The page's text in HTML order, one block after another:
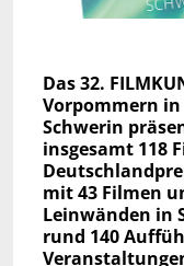
Das 32.
Vorpommern
Schwerin
insgesamt 118
mit 43 Filmen
Leinwänden in
rund 140